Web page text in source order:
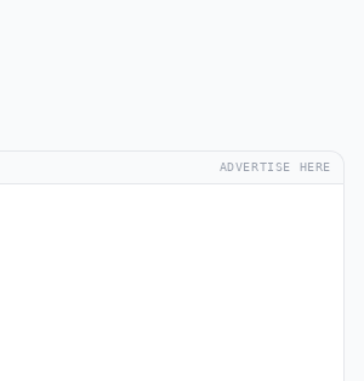
ADVERTISE HERE